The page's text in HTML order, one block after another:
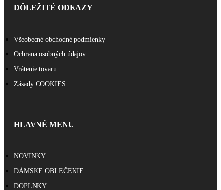
DÔLEŽITÉ ODKAZY
Všeobecné obchodné podmienky
Ochrana osobných údajov
Vrátenie tovaru
Zásady COOKIES
HLAVNÉ MENU
NOVINKY
DÁMSKE OBLEČENIE
DOPLNKY